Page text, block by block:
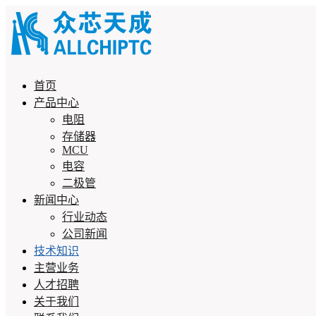
首页
产品中心
电阻
存储器
MCU
电容
二极管
新闻中心
行业动态
公司新闻
技术知识
主营业务
人才招聘
关于我们